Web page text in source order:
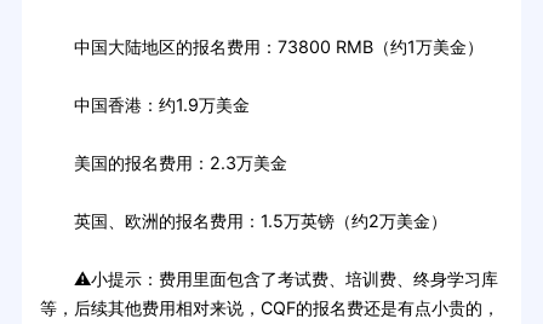
中国大陆地区的报名费用：73800 RMB（约1万美金）
中国香港：约1.9万美金
美国的报名费用：2.3万美金
英国、欧洲的报名费用：1.5万英镑（约2万美金）
⚠小提示：费用里面包含了考试费、培训费、终身学习库
等，后续其他费用相对来说，CQF的报名费还是有点小贵的，